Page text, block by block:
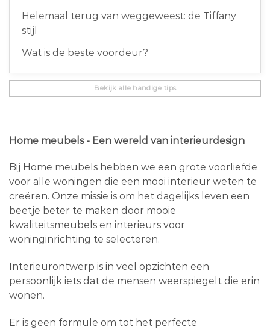
Helemaal terug van weggeweest: de Tiffany
stijl
Wat is de beste voordeur?
Bekijk alle handige tips
Home meubels - Een wereld van interieurdesign
Bij Home meubels hebben we een grote voorliefde
voor alle woningen die een mooi interieur weten te
creëren. Onze missie is om het dagelijks leven een
beetje beter te maken door mooie
kwaliteitsmeubels en interieurs voor
woninginrichting te selecteren.
Interieurontwerp is in veel opzichten een
persoonlijk iets dat de mensen weerspiegelt die erin
wonen.
Er is geen formule om tot het perfecte